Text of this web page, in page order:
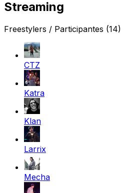
Streaming
Freestylers / Participantes (14)
CTZ
Katra
Klan
Larrix
Mecha